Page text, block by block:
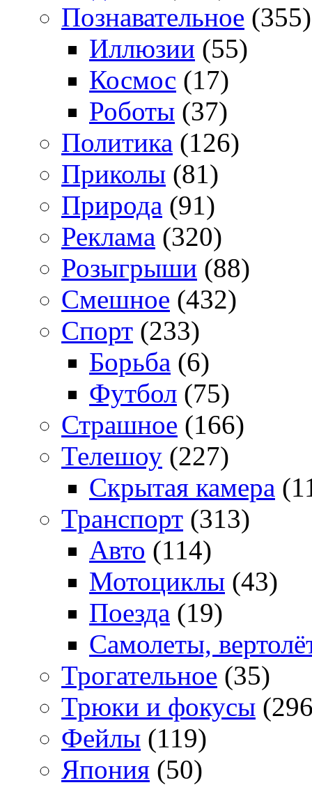
Познавательное (355)
Иллюзии (55)
Космос (17)
Роботы (37)
Политика (126)
Приколы (81)
Природа (91)
Реклама (320)
Розыгрыши (88)
Смешное (432)
Спорт (233)
Борьба (6)
Футбол (75)
Страшное (166)
Телешоу (227)
Скрытая камера
Транспорт (313)
Авто (114)
Мотоциклы (43)
Поезда (19)
Самолеты,
Трогательное (35)
Трюки и фокусы
Фейлы (119)
Япония (50)